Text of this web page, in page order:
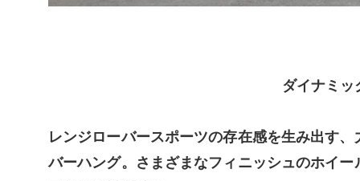
ダイナミッ
レンジローバースポーツの存在感を生み出す、
バーハング。
さまざまなフィニッシュのホイ